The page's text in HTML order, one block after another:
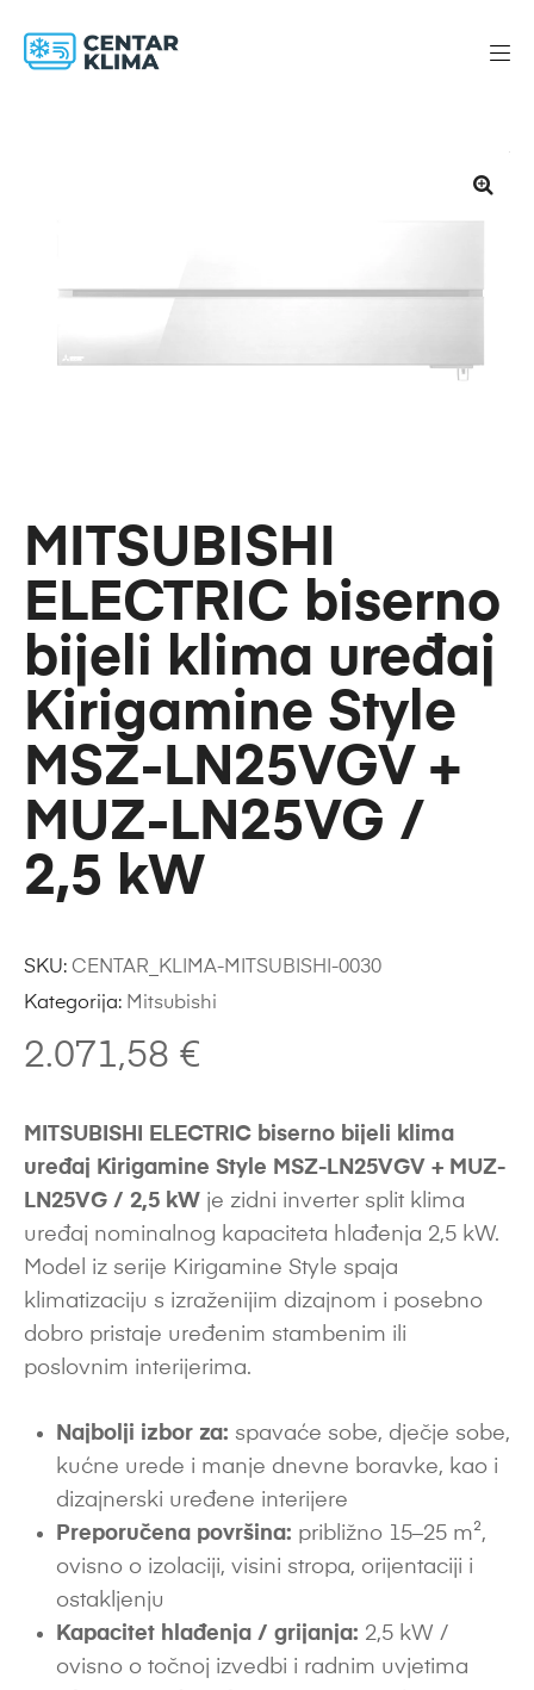
MITSUBISHI
ELECTRIC biserno
bijeli klima uređaj
Kirigamine Style
MSZ-LN25VGV +
MUZ-LN25VG /
2,5 kW
2.071,58 €
MITSUBISHI ELECTRIC biserno bijeli klima
uređaj Kirigamine Style MSZ-LN25VGV + MUZ-
LN25VG / 2,5 kW je zidni inverter split klima
uređaj nominalnog kapaciteta hlađenja 2,5 kW.
Model iz serije Kirigamine Style spaja
klimatizaciju s izraženijim dizajnom i posebno
dobro pristaje uređenim stambenim ili
poslovnim interijerima.
Najbolji izbor za: spavaće sobe, dječje sobe,
kućne urede i manje dnevne boravke, kao i
dizajnerski uređene interijere
Preporučena površina: približno 15–25 m²,
ovisno o izolaciji, visini stropa, orijentaciji i
ostakljenju
Kapacitet hlađenja / grijanja: 2,5 kW /
ovisno o točnoj izvedbi i radnim uvjetima
SKU: CENTAR_KLIMA-MITSUBISHI-0030
Kategorija: Mitsubishi